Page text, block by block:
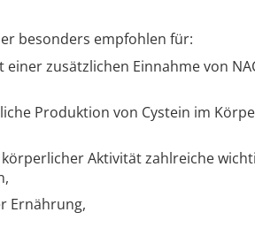
besonders empfohlen für:
zusätzlichen Einnahme von
Produktion von Cystein im
Aktivität zahlreiche
Ernährung,